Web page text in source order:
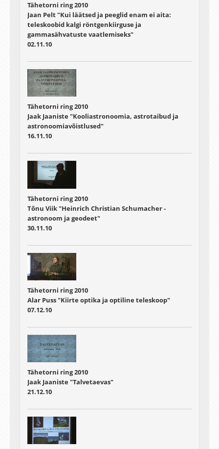
Tähetorni ring 2010
Jaan Pelt "Kui läätsed ja peeglid enam ei aita:
teleskoobid kalgi röntgenkiirguse ja
gammasähvatuste vaatlemiseks"
02.11.10
Tähetorni ring 2010
Jaak Jaaniste "Kooliastronoomia, astrotaibud ja
astronoomiavõistlused"
16.11.10
Tähetorni ring 2010
Tõnu Viik "Heinrich Christian Schumacher -
astronoom ja geodeet"
30.11.10
Tähetorni ring 2010
Alar Puss "Kiirte optika ja optiline teleskoop"
07.12.10
Tähetorni ring 2010
Jaak Jaaniste "Talvetaevas"
21.12.10